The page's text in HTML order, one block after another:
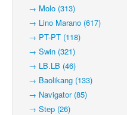
→ Molo (313)
→ Lino Marano (617)
→ PT-PT (118)
→ Swin (321)
→ LB.LB (46)
→ Baolikang (133)
→ Navigator (85)
→ Step (26)